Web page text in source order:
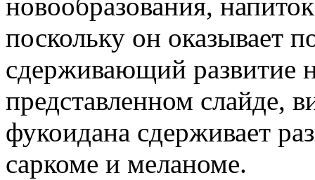
новообразования,
поскольку он оказывает
сдерживающий развитие
представленном слайде,
фукоидана сдерживает
саркоме и меланоме.